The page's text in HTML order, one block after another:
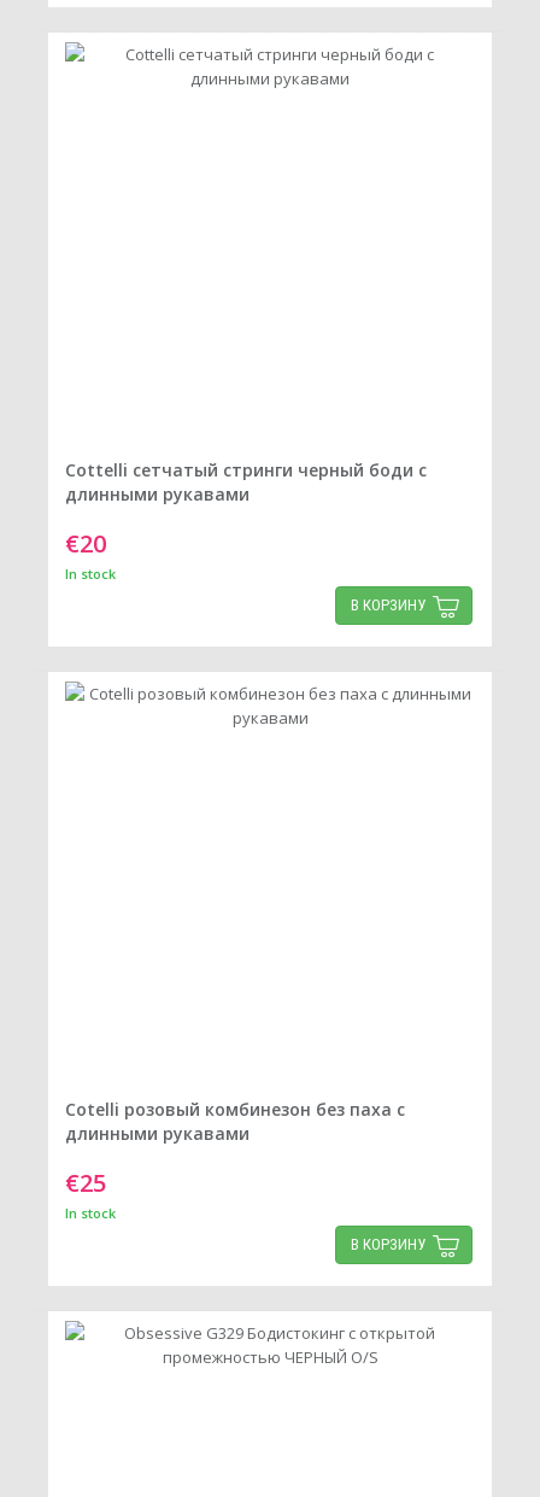
Cottelli сетчатый стринги черный боди с
длинными рукавами
€20
In stock
В КОРЗИНУ
Cotelli розовый комбинезон без паха с
длинными рукавами
€25
In stock
В КОРЗИНУ